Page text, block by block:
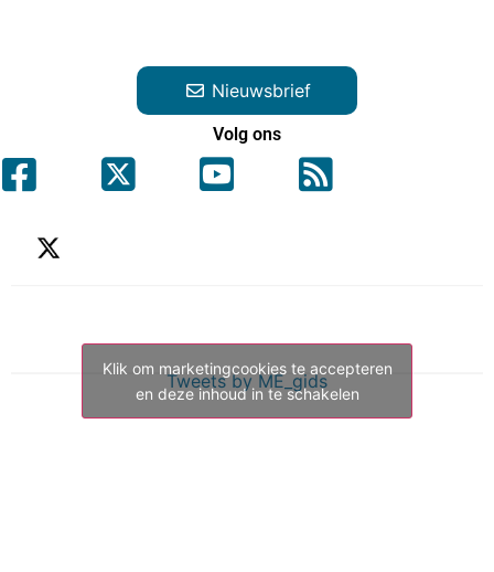
Nieuwsbrief
Volg ons
Tweets by ME_gids
Klik om marketingcookies te accepteren
en deze inhoud in te schakelen